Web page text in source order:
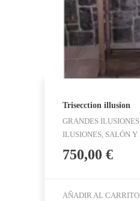
Trisecction illusion
GRANDES
ILUSIONES, SALÓN
750,00 €
AÑADIR AL CARRITO